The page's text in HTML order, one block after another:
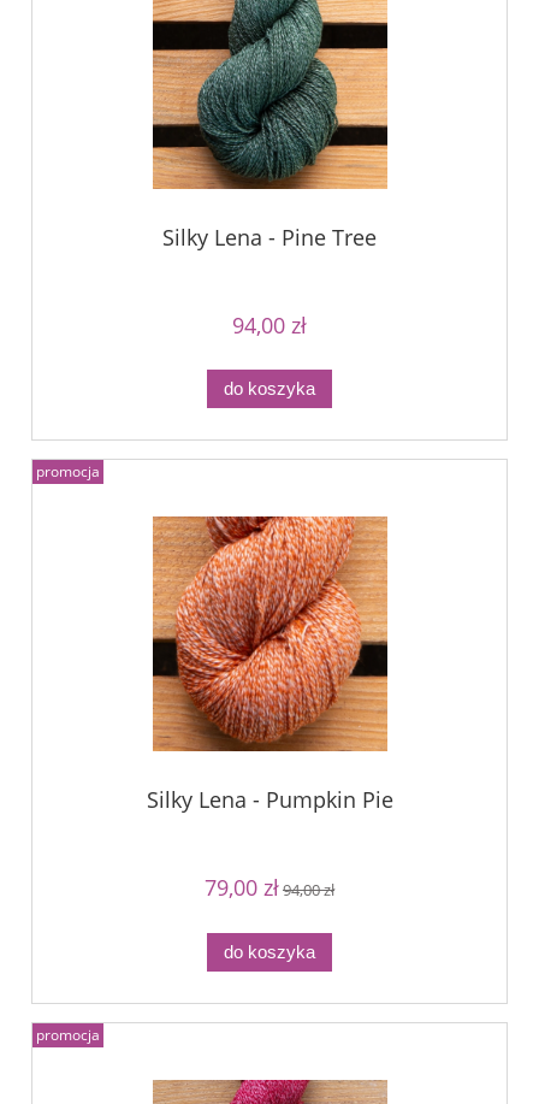
Silky Lena - Pine Tree
94,00 zł
do koszyka
Silky Lena - Pumpkin Pie
79,00 zł94,00 zł
do koszyka
promocja
promocja